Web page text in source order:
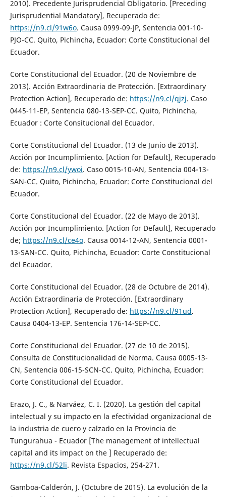
2010). Precedente Jurisprudencial Obligatorio. [Preceding
Jurisprudential Mandatory], Recuperado de:
https://n9.cl/91w6o. Causa 0999-09-JP, Sentencia 001-10-
PJO-CC. Quito, Pichincha, Ecuador: Corte Constitucional del
Ecuador.
Corte Constitucional del Ecuador. (20 de Noviembre de
2013). Acción Extraordinaria de Protección. [Extraordinary
Protection Action], Recuperado de: https://n9.cl/qjzj. Caso
0445-11-EP, Sentencia 080-13-SEP-CC. Quito, Pichincha,
Ecuador : Corte Consitucional del Ecuador.
Corte Constitucional del Ecuador. (13 de Junio de 2013).
Acción por Incumplimiento. [Action for Default], Recuperado
de: https://n9.cl/ywoi. Caso 0015-10-AN, Sentencia 004-13-
SAN-CC. Quito, Pichincha, Ecuador: Corte Constitucional del
Ecuador.
Corte Constitucional del Ecuador. (22 de Mayo de 2013).
Acción por Incumplimiento. [Action for Default], Recuperado
de; https://n9.cl/ce4o. Causa 0014-12-AN, Sentencia 0001-
13-SAN-CC. Quito, Pichincha, Ecuador: Corte Constitucional
del Ecuador.
Corte Constitucional del Ecuador. (28 de Octubre de 2014).
Acción Extraordinaria de Protección. [Extraordinary
Protection Action], Recuperado de: https://n9.cl/91ud.
Causa 0404-13-EP. Sentencia 176-14-SEP-CC.
Corte Constitucional del Ecuador. (27 de 10 de 2015).
Consulta de Constitucionalidad de Norma. Causa 0005-13-
CN, Sentencia 006-15-SCN-CC. Quito, Pichincha, Ecuador:
Corte Constitucional del Ecuador.
Erazo, J. C., & Narváez, C. I. (2020). La gestión del capital
intelectual y su impacto en la efectividad organizacional de
la industria de cuero y calzado en la Provincia de
Tungurahua - Ecuador [The management of intellectual
capital and its impact on the ] Recuperado de:
https://n9.cl/52li. Revista Espacios, 254-271.
Gamboa-Calderón, J. (Octubre de 2015). La evolución de la